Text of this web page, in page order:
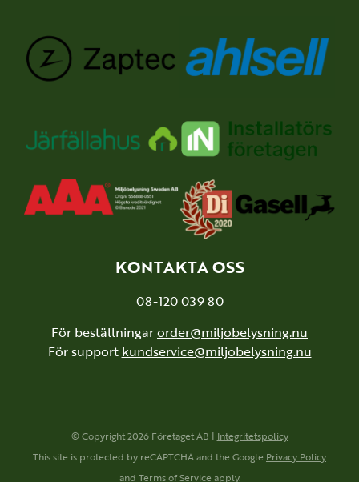
KONTAKTA OSS
08-120 039 80
För beställningarorder@miljobelysning.nu
För support kundservice@miljobelysning.nu
© Copyright 2026 Företaget AB | Integritetspolicy
This site is protected by reCAPTCHA and the Google Privacy Policy
and Terms of Service apply.